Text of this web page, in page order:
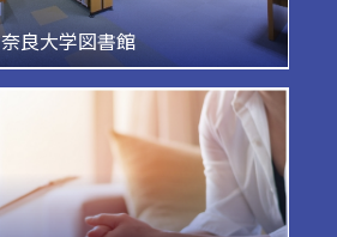
奈良大学図書館